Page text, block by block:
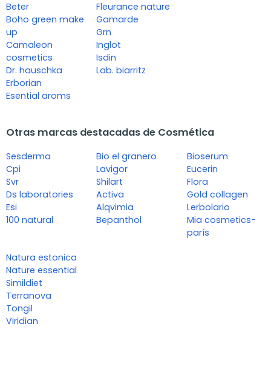
Beter
Boho green make
up
Camaleon
cosmetics
Dr. hauschka
Erborian
Esential aroms
Fleurance nature
Gamarde
Grn
Inglot
Isdin
Lab. biarritz
Otras marcas destacadas de Cosmética
Sesderma
Cpi
Svr
Ds laboratories
Esi
100 natural
Bio el granero
Lavigor
Shilart
Activa
Alqvimia
Bepanthol
Bioserum
Eucerin
Flora
Gold collagen
Lerbolario
Mia cosmetics-
parís
Natura estonica
Nature essential
Simildiet
Terranova
Tongil
Viridian